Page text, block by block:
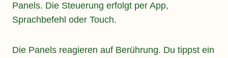
Panels. Die Steuerung erfolgt per App,
Sprachbefehl oder Touch.
Die Panels reagieren auf Berührung. Du tippst ein